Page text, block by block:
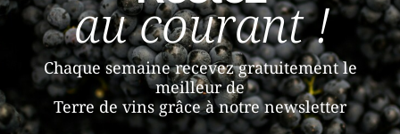
au courant !
Chaque semaine recevez gratuitement le
meilleur de
Terre de vins grâce à notre newsletter